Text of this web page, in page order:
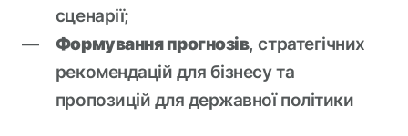
сценарії;
Формування прогнозів, стратегічних
рекомендацій для бізнесу та
пропозицій для державної політики